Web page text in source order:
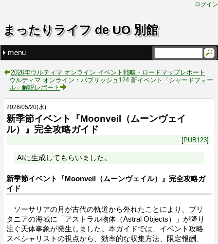
ログイン
まったりライフ de UO 別館
menu
2026年ウルティマ オンライン イベント戦略・ロードマップレポート
ウルティマ オンライン：パブリッシュ124 新イベント「シャードフォー
ル」解説レポート
2026/05/20(水)
新季節イベント『Moonveil（ムーンヴェイ
ル）』完全攻略ガイド
PUB123
AIに生成してもらいました。
新季節イベント『Moonveil（ムーンヴェイル）』完全攻略ガ
イド
ソーサリアの月が古代の軌道から外れたことにより、ブリ
タニアの海域に「アストラル物体（Astral Objects）」が降り
注ぐ天体事象が発生しました。本ガイドでは、イベント攻略
スペシャリストの視点から、効率的な収集方法、限定報酬、